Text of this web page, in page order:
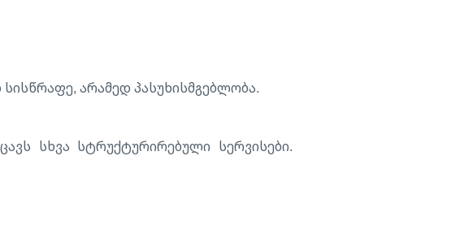
არამედ პასუხისმგებლობა.
სხვა სტრუქტურირებული სერვისები.